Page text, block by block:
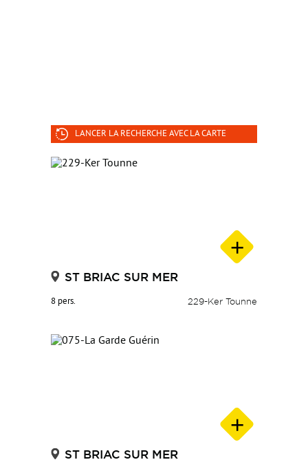
LANCER LA RECHERCHE AVEC LA CARTE
ST BRIAC SUR MER
8 pers. 229-Ker Tounne
ST BRIAC SUR MER